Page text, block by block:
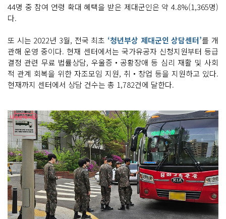
44명 중 참여 연령 확대 혜택을 받은 제대군인은 약 4.8%(1,365명)
다.
또 시는 2022년 3월, 전국 최초 ‘청년부상 제대군인 상담센터’를 개
관해 운영 중이다. 현재 센터에서는 국가유공자 신청지원부터 등급
결정 관련 무료 법률상담, 우울증‧공황장애 등 심리 재활 및 사회
적 관계 회복을 위한 자조모임 지원, 취‧창업 등을 지원하고 있다.
현재까지 센터에서 상담 건수는 총 1,782건에 달한다.